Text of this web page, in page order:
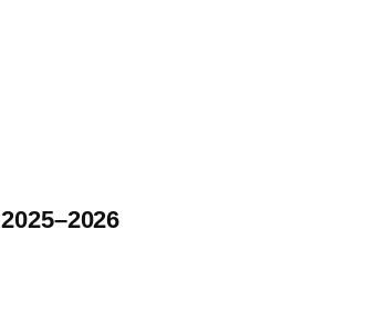
2025–2026